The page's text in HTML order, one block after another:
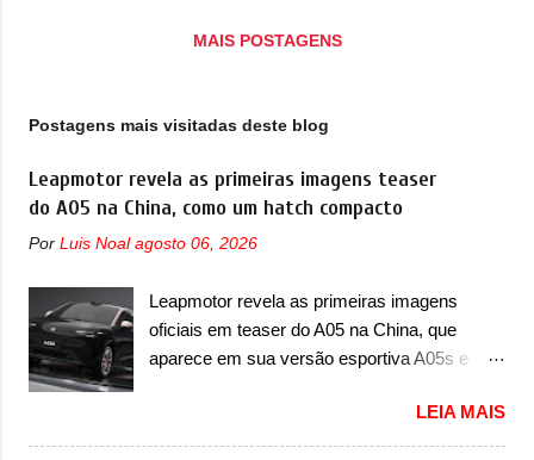
MAIS POSTAGENS
Postagens mais visitadas deste blog
Leapmotor revela as primeiras imagens teaser
do A05 na China, como um hatch compacto
Por Luis Noal agosto 06, 2026
Leapmotor revela as primeiras imagens
oficiais em teaser do A05 na China, que
aparece em sua versão esportiva A05s e
A Leapmotor vem apresentando uma rápida
expansão na China em termos de portfólio.
LEIA MAIS